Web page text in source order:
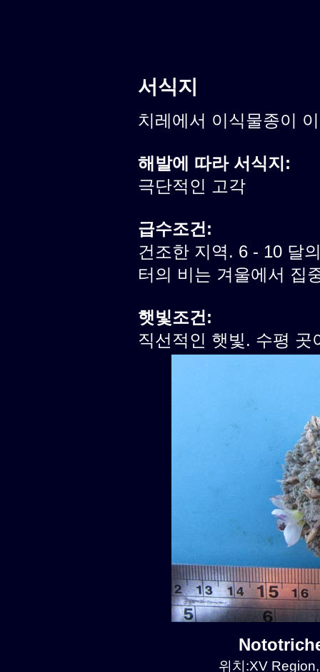
서식지
치레에서 이식물종이
해발에 따라 서식지:
극단적인 고각
급수조건:
건조한 지역. 6 - 10 달
터의 비는 겨울에서 집
햇빛조건:
직선적인 햇빛. 수평
위치:XV